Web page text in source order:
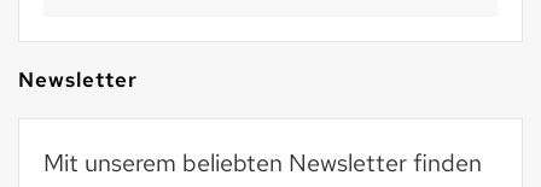
Newsletter
Mit unserem beliebten Newsletter finden